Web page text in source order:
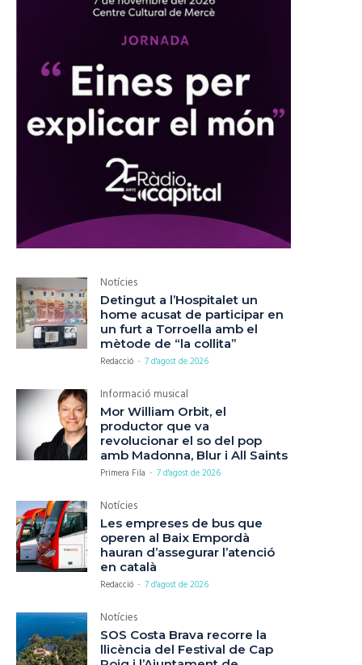
Notícies
Detingut a l’Hospitalet un
home acusat de participar en
un furt a Torroella amb el
mètode de “la collita”
Redacció - 7 d'agost de 2026
Informació musical
Mor William Orbit, el
productor que va
revolucionar el so del pop
amb Madonna, Blur i All Saints
Primera Fila - 7 d'agost de 2026
Notícies
Les empreses de bus que
operen al Baix Empordà
hauran d’assegurar l’atenció
en català
Redacció - 7 d'agost de 2026
Notícies
SOS Costa Brava recorre la
llicència del Festival de Cap